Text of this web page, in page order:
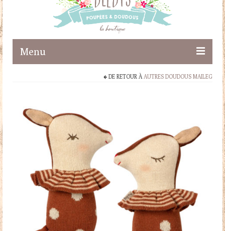
Menu
Poupées
Doudous
Mobilier & Accessoires
Blog
Contact
Panier
DE RETOUR À AUTRES DOUDOUS MAILEG